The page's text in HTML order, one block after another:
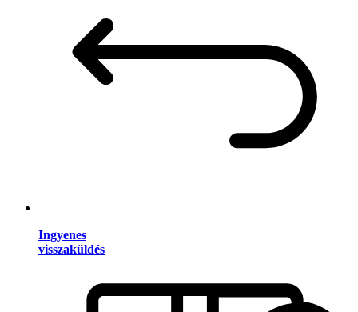
Ingyenes
visszaküldés